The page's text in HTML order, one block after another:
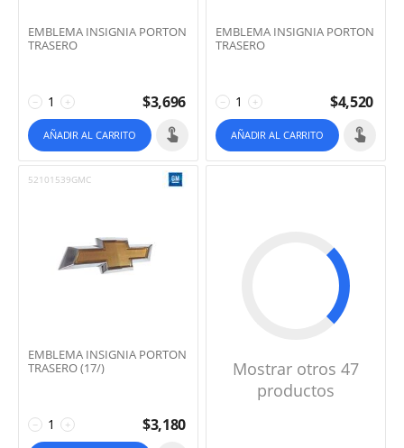
EMBLEMA INSIGNIA PORTON
TRASERO
+
− $3,696
AÑADIR AL CARRITO
EMBLEMA INSIGNIA PORTON
TRASERO
+
− $4,520
AÑADIR AL CARRITO
52101539GMC
EMBLEMA INSIGNIA PORTON
TRASERO (17/)
+
− $3,180
Mostrar otros 47
productos